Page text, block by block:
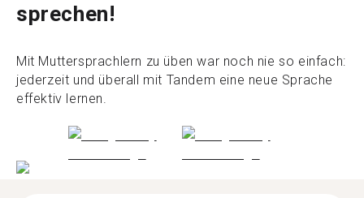
sprechen!
Mit Muttersprachlern zu üben war noch nie so einfach:
jederzeit und überall mit Tandem eine neue Sprache
effektiv lernen.